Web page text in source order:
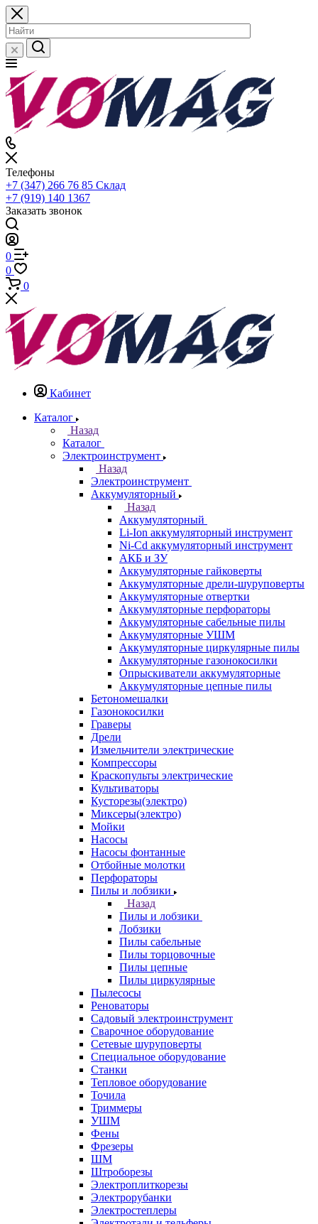
Телефоны
+7 (347) 266 76 85 Склад
+7 (919) 140 1367
Заказать звонок
0
0
0
Кабинет
Каталог
Назад
Каталог
Электроинструмент
Назад
Электроинструмент
Аккумуляторный
Назад
Аккумуляторный
Li-Ion аккумуляторный инструмент
Ni-Cd аккумуляторный инструмент
АКБ и ЗУ
Аккумуляторные гайковерты
Аккумуляторные дрели-шуруповерты
Аккумуляторные отвертки
Аккумуляторные перфораторы
Аккумуляторные сабельные пилы
Аккумуляторные УШМ
Аккумуляторные циркулярные пилы
Аккумуляторные газонокосилки
Опрыскиватели аккумуляторные
Аккумуляторные цепные пилы
Бетономешалки
Газонокосилки
Граверы
Дрели
Измельчители электрические
Компрессоры
Краскопульты электрические
Культиваторы
Кусторезы(электро)
Миксеры(электро)
Мойки
Насосы
Насосы фонтанные
Отбойные молотки
Перфораторы
Пилы и лобзики
Назад
Пилы и лобзики
Лобзики
Пилы сабельные
Пилы торцовочные
Пилы цепные
Пилы циркулярные
Пылесосы
Реноваторы
Садовый электроинструмент
Сварочное оборудование
Сетевые шуруповерты
Специальное оборудование
Станки
Тепловое оборудование
Точила
Триммеры
УШМ
Фены
Фрезеры
ШМ
Штроборезы
Электроплиткорезы
Электрорубанки
Электростеплеры